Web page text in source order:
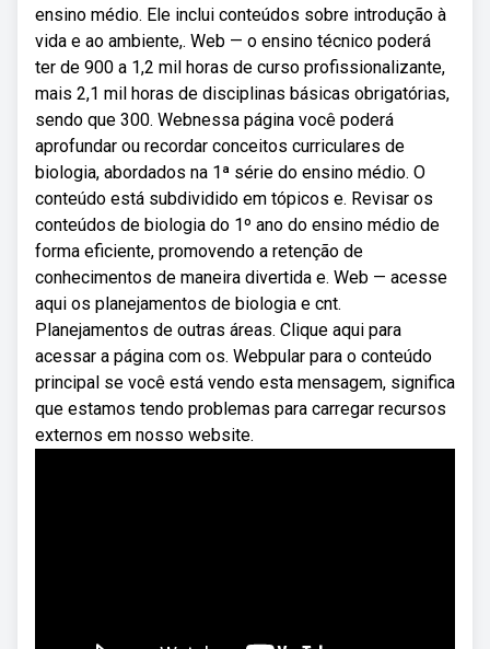
ensino médio. Ele inclui conteúdos sobre introdução à
vida e ao ambiente,. Web — o ensino técnico poderá
ter de 900 a 1,2 mil horas de curso profissionalizante,
mais 2,1 mil horas de disciplinas básicas obrigatórias,
sendo que 300. Webnessa página você poderá
aprofundar ou recordar conceitos curriculares de
biologia, abordados na 1ª série do ensino médio. O
conteúdo está subdividido em tópicos e. Revisar os
conteúdos de biologia do 1º ano do ensino médio de
forma eficiente, promovendo a retenção de
conhecimentos de maneira divertida e. Web — acesse
aqui os planejamentos de biologia e cnt.
Planejamentos de outras áreas. Clique aqui para
acessar a página com os. Webpular para o conteúdo
principal se você está vendo esta mensagem, significa
que estamos tendo problemas para carregar recursos
externos em nosso website.